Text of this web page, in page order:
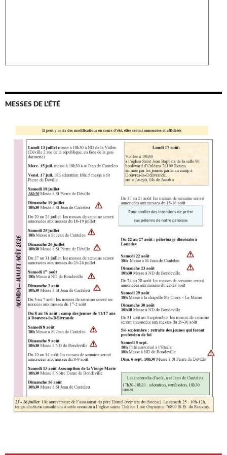
MESSES DE L’ÉTÉ